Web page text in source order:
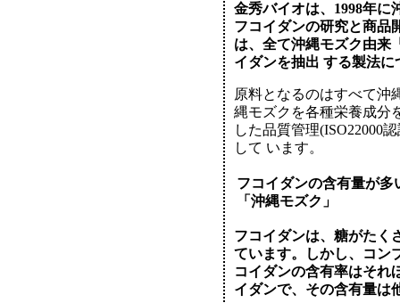
金秀バイオは、1998年に
フコイダンの研究と商品
は、全て沖縄モズク由来
イダンを抽出 する製法に
原料となるのはすべて沖
縄モズクを各種栄養成分
した品質管理(ISO22000
して います。
フコイダンの含有量が多
「沖縄モズク」
フコイダンは、糖がたく
ています。しかし、コン
コイダンの含有率はそれ
イダンで、その含有量は